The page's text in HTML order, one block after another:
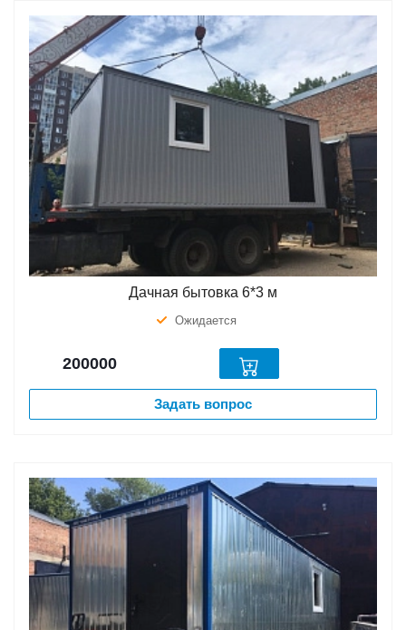
Дачная бытовка 6*3 м
Ожидается
200000
Задать вопрос